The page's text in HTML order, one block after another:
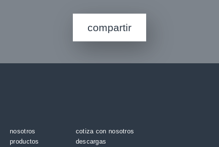
compartir
nosotros
productos
cotiza con nosotros
descargas